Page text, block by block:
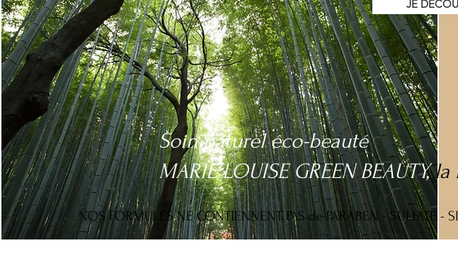
Soin naturel éco-beauté
MARIE LOUISE GREEN BEAUTY,la
NOS FORMULES NE CONTIENNENT PAS de PARABEN -
JE